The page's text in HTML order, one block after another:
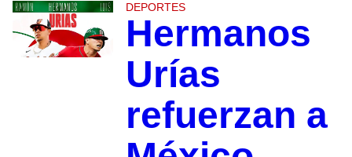
DEPORTES
Hermanos
Urías
refuerzan a